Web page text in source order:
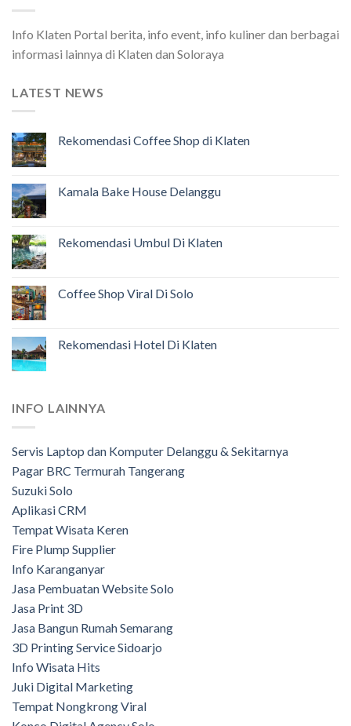
Info Klaten Portal berita, info event, info kuliner dan berbagai
informasi lainnya di Klaten dan Soloraya
LATEST NEWS
Rekomendasi Coffee Shop di Klaten
Kamala Bake House Delanggu
Rekomendasi Umbul Di Klaten
Coffee Shop Viral Di Solo
Rekomendasi Hotel Di Klaten
INFO LAINNYA
Servis Laptop dan Komputer Delanggu & Sekitarnya
Pagar BRC Termurah Tangerang
Suzuki Solo
Aplikasi CRM
Tempat Wisata Keren
Fire Plump Supplier
Info Karanganyar
Jasa Pembuatan Website Solo
Jasa Print 3D
Jasa Bangun Rumah Semarang
3D Printing Service Sidoarjo
Info Wisata Hits
Juki Digital Marketing
Tempat Nongkrong Viral